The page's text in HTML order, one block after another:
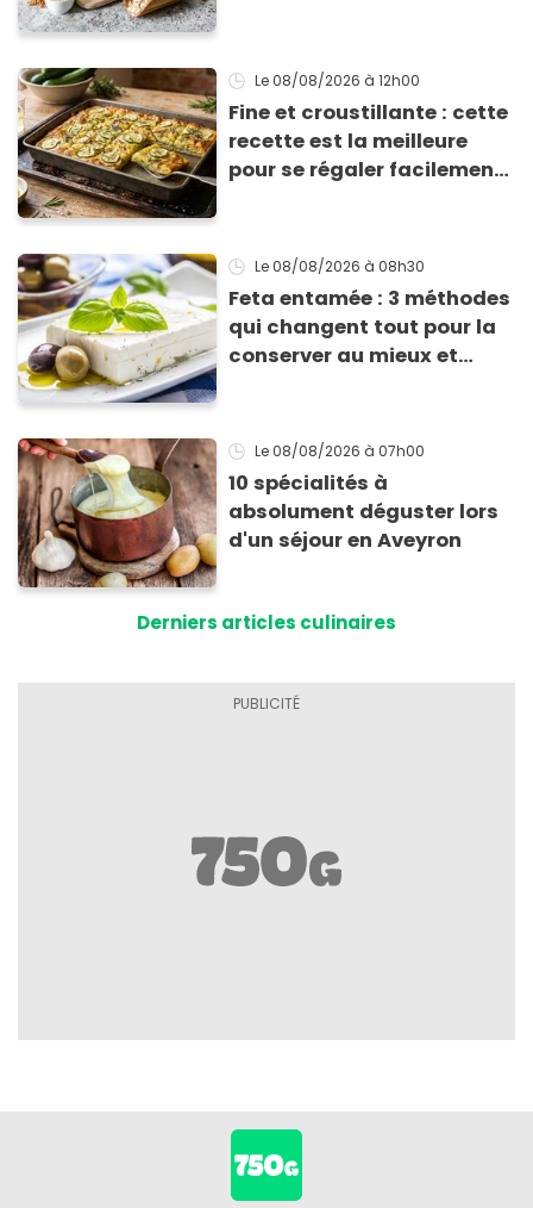
Le 08/08/2026 à 12h00
Fine et croustillante : cette
recette est la meilleure
pour se régaler facilement
Le 08/08/2026 à 08h30
Feta entamée : 3 méthodes
qui changent tout pour la
conserver au mieux et
Le 08/08/2026 à 07h00
10 spécialités à
absolument déguster lors
d'un séjour en Aveyron
Derniers articles culinaires